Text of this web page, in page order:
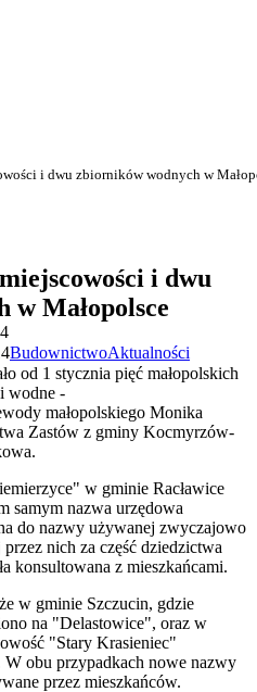
i dwu zbiorników wodnych w
i dwu
w Małopolsce
BudownictwoAktualności
od 1 stycznia pięć małopolskich
wodne -
małopolskiego Monika
Zastów z gminy Kocmyrzów-
w gminie Racławice
samym nazwa urzędowa
do nazwy używanej zwyczajowo
nich za część dziedzictwa
konsultowana z mieszkańcami.
w gminie Szczucin, gdzie
na "Delastowice", oraz w
"Stary Krasieniec"
obu przypadkach nowe nazwy
przez mieszkańców.